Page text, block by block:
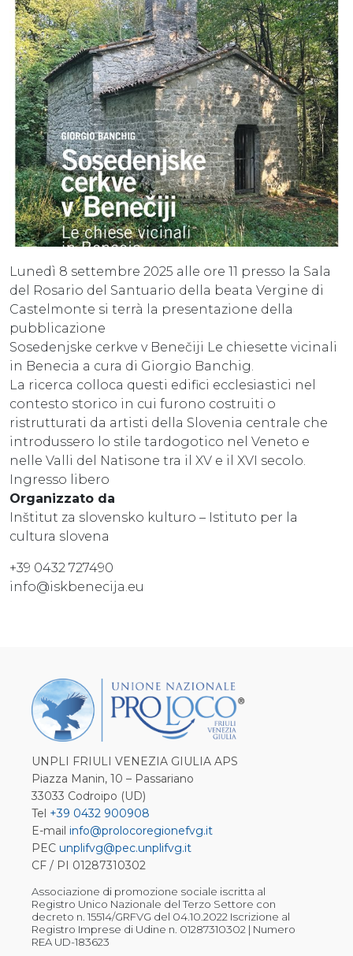
Lunedì 8 settembre 2025 alle ore 11 presso la Sala
del Rosario del Santuario della beata Vergine di
Castelmonte si terrà la presentazione della
pubblicazione
Sosedenjske cerkve v Benečiji Le chiesette vicinali
in Benecia a cura di Giorgio Banchig.
La ricerca colloca questi edifici ecclesiastici nel
contesto storico in cui furono costruiti o
ristrutturati da artisti della Slovenia centrale che
introdussero lo stile tardogotico nel Veneto e
nelle Valli del Natisone tra il XV e il XVI secolo.
Ingresso libero
Organizzato da
Inštitut za slovensko kulturo – Istituto per la
cultura slovena
+39 0432 727490
info@iskbenecija.eu
UNPLI FRIULI VENEZIA GIULIA APS
Piazza Manin, 10 – Passariano
33033 Codroipo (UD)
Tel +39 0432 900908
E-mail info@prolocoregionefvg.it
PEC unplifvg@pec.unplifvg.it
CF / PI 01287310302
Associazione di promozione sociale iscritta al
Registro Unico Nazionale del Terzo Settore con
decreto n. 15514/GRFVG del 04.10.2022 Iscrizione al
Registro Imprese di Udine n. 01287310302 | Numero
REA UD-183623